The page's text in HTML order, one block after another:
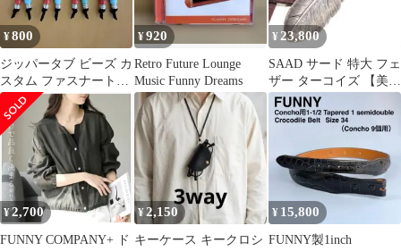
¥800
ジッパータブ ビーズ カ
スタム ファスナートッ
プ アメカジ スエード 4
個セット
¥920
Retro Future Lounge
Music Funny Dreams
¥ 23,800
SAAD サード 特大 フェ
ザー ターコイズ 【美
品】紐ビーズ付き トッ
プ
¥2,700
FUNNY COMPANY+ ド
¥2,150
キーケース キークロシ
¥ 15,800
FUNNY製1inch